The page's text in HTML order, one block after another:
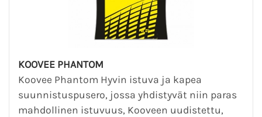
KOOVEE PHANTOM
Koovee Phantom Hyvin istuva ja kapea
suunnistuspusero, jossa yhdistyvät niin paras
mahdollinen istuvuus, Kooveen uudistettu,